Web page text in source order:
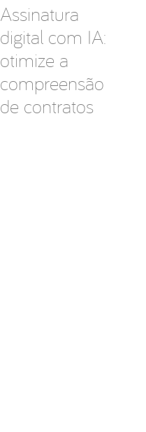
Assinatura
digital com IA:
otimize a
compreensão
de contratos